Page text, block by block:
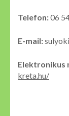
Telefon:06
E-mail:
Elektronikus
kreta.hu/